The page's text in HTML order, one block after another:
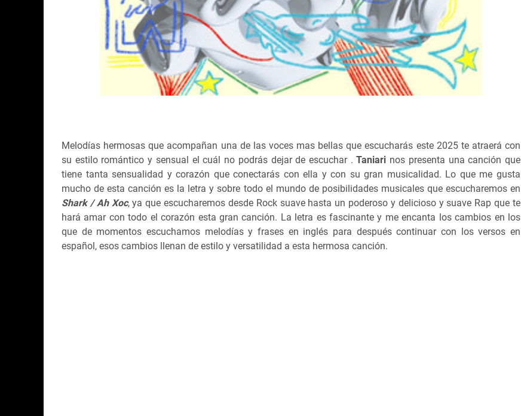
Melodías hermosas que acompañan una de las voces mas bellas que escucharás este 2025 te atraerá con
su estilo romántico y sensual el cuál no podrás dejar de escuchar . Taniari nos presenta una canción que
tiene tanta sensualidad y corazón que conectarás con ella y con su gran musicalidad. Lo que me gusta
mucho de esta canción es la letra y sobre todo el mundo de posibilidades musicales que escucharemos en
Shark / Ah Xoc, ya que escucharemos desde Rock suave hasta un poderoso y delicioso y suave Rap que te
hará amar con todo el corazón esta gran canción. La letra es fascinante y me encanta los cambios en los
que de momentos escuchamos melodías y frases en inglés para después continuar con los versos en
español, esos cambios llenan de estilo y versatilidad a esta hermosa canción.